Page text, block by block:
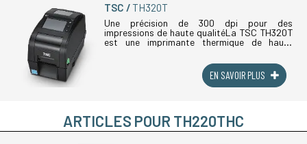
TSC TH320T
Une précision de 300 dpi pour des
impressions de haute qualitéLa TSC TH320T
est une imprimante thermique de haute
idéale pour des impressions précises et
EN SAVOIR PLUS
ARTICLES POUR TH220THC